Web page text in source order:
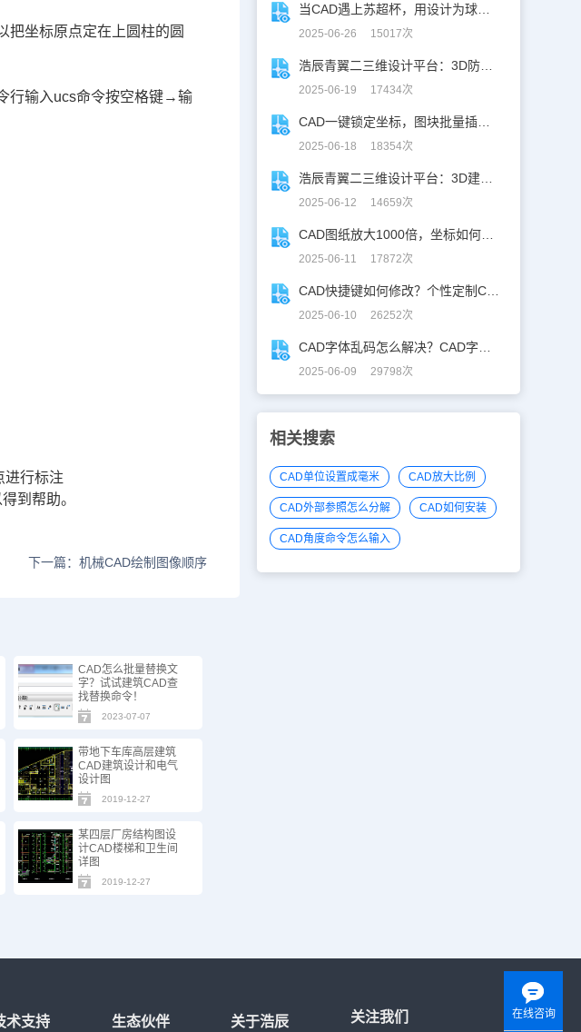
坐标原点定在上圆柱的圆
行输入ucs命令按空格键→输
进行标注
到帮助。
下一篇：机械CAD绘制图像顺序
CAD怎么批量替换文
字？试试建筑CAD查
找替换命令！
2023-07-07
带地下车库高层建筑
CAD建筑设计和电气
设计图
2019-12-27
某四层厂房结构图设
计CAD楼梯和卫生间
详图
2019-12-27
2025-06-26 15017次
2025-06-19 17434次
2025-06-18 18354次
2025-06-12 14659次
2025-06-11 17872次
2025-06-10 26252次
2025-06-09 29798次
相关搜索
CAD单位设置成毫米 CAD放大比例
CAD外部参照怎么分解 CAD如何安装
CAD角度命令怎么输入
术支持 生态伙伴 关于浩辰 关注我们 在线咨询